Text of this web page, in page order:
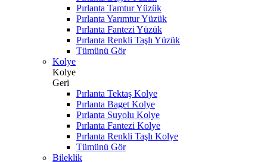
Pırlanta Tamtur Yüzük
Pırlanta Yarımtur Yüzük
Pırlanta Fantezi Yüzük
Pırlanta Renkli Taşlı Yüzük
Tümünü Gör
Kolye
Kolye
Geri
Pırlanta Tektaş Kolye
Pırlanta Baget Kolye
Pırlanta Suyolu Kolye
Pırlanta Fantezi Kolye
Pırlanta Renkli Taşlı Kolye
Tümünü Gör
Bileklik